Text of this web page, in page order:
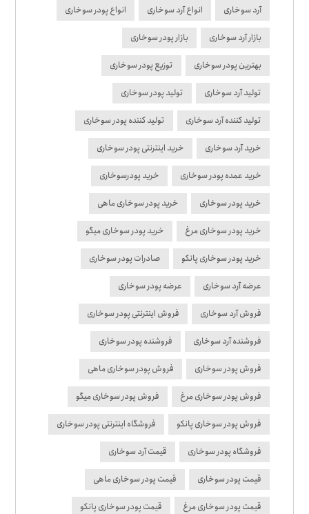
آرد سوخاری انواع آرد سوخاری انواع پودر سوخاری
بازار آرد سوخاری بازار پودر سوخاری
بهترین پودر سوخاری توزیع پودر سوخاری
تولید آرد سوخاری تولید پودر سوخاری
تولید کننده آرد سوخاری تولید کننده پودر سوخاری
خرید آرد سوخاری خرید اینترنتی پودر سوخاری
خرید عمده پودر سوخاری خرید پودرسوخاری
خرید پودر سوخاری خرید پودر سوخاری ماهی
خرید پودر سوخاری مرغ خرید پودر سوخاری میگو
خرید پودر سوخاری پانکو صادرات پودر سوخاری
عرضه آرد سوخاری عرضه پودر سوخاری
فروش آرد سوخاری فروش اینترنتی پودر سوخاری
فروشنده آرد سوخاری فروشنده پودر سوخاری
فروش پودر سوخاری فروش پودر سوخاری ماهی
فروش پودر سوخاری مرغ فروش پودر سوخاری میگو
فروش پودر سوخاری پانکو فروشگاه اینترنتی پودر سوخاری
فروشگاه پودر سوخاری قیمت آرد سوخاری
قیمت پودر سوخاری قیمت پودر سوخاری ماهی
قیمت پودر سوخاری مرغ قیمت پودر سوخاری پانکو